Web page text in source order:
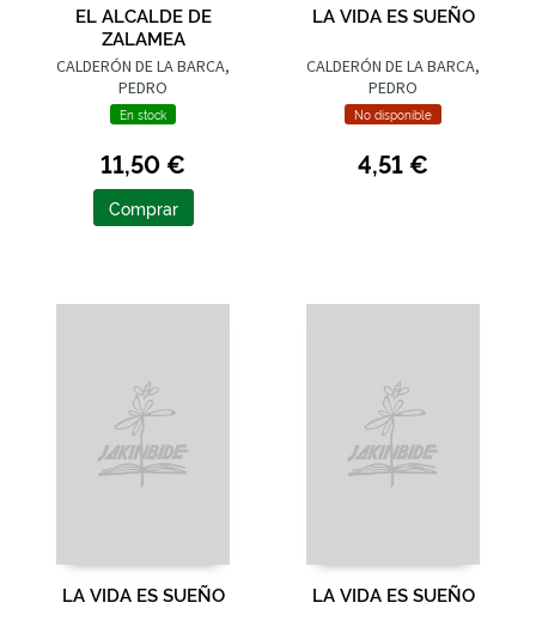
EL ALCALDE DE
ZALAMEA
CALDERÓN DE LA BARCA,
PEDRO
En stock
11,50 €
Comprar
LA VIDA ES SUEÑO
CALDERÓN DE LA BARCA,
PEDRO
No disponible
4,51 €
LA VIDA ES SUEÑO LA VIDA ES SUEÑO